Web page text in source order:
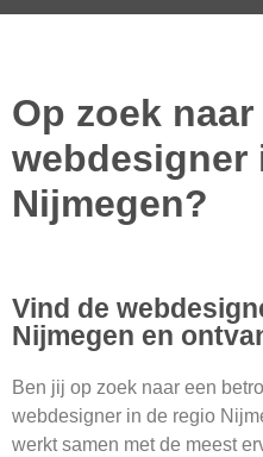
Op zoek
webdesigner
Nijmegen?
Vind de
Nijmegen en
Ben jij op zoek naar een
webdesigner in de regio
werkt samen met de meest